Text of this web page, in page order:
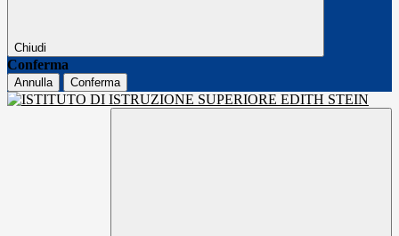
Chiudi
Conferma
Annulla Conferma